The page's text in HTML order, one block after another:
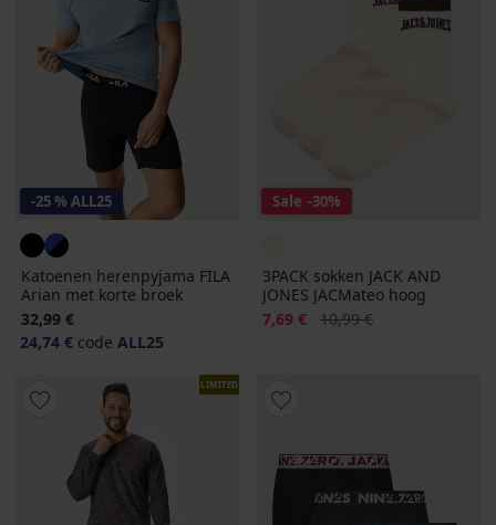
-25 % ALL25
Katoenen herenpyjama FILA
Arian met korte broek
32,99 €
24,74 € code ALL25
Sale -30%
3PACK sokken JACK AND
JONES JACMateo hoog
Korting
7,69 € Oorspronkelijke prijs
10,99 €
LIMITED